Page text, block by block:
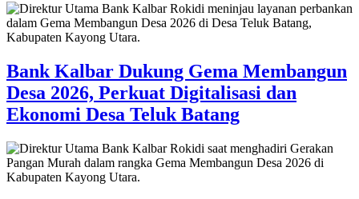
Bank Kalbar Dukung Gema Membangun
Desa 2026, Perkuat Digitalisasi dan
Ekonomi Desa Teluk Batang